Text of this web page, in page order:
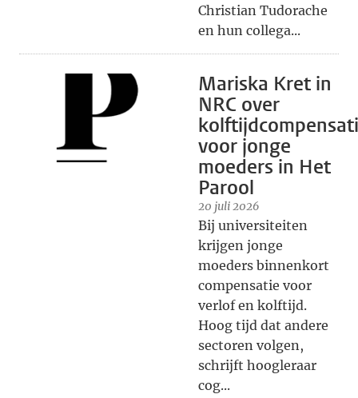
Christian Tudorache
en hun collega...
Mariska Kret in
NRC over
voor jonge
moeders in Het
Parool
20 juli 2026
Bij universiteiten
krijgen jonge
moeders binnenkort
compensatie voor
verlof en kolftijd.
Hoog tijd dat andere
sectoren volgen,
schrijft hoogleraar
cog...